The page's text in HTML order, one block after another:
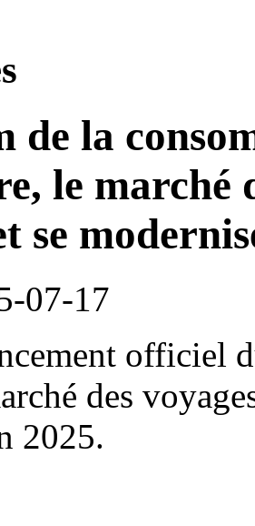
de la
le
se
07-17
officiel
des
2025.